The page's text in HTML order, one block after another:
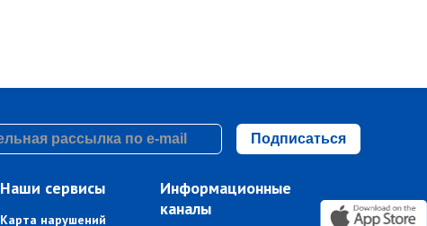
Подписаться
Наши сервисы
Карта нарушений
Информационные
каналы